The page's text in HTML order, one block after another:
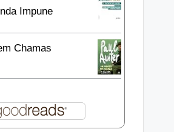
Impune
Chamas